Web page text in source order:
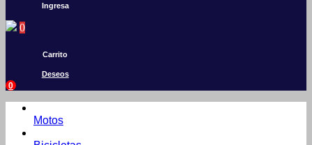
Ingresa
0
Carrito
Deseos
0
Motos